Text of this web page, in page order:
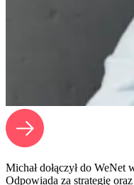
Michał dołączył do
Odpowiada za strategię